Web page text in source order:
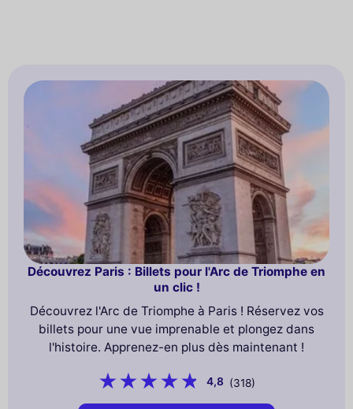
Découvrez Paris : Billets pour l'Arc de Triomphe en
un clic !
Découvrez l'Arc de Triomphe à Paris ! Réservez vos
billets pour une vue imprenable et plongez dans
l'histoire. Apprenez-en plus dès maintenant !
4,8 (318)